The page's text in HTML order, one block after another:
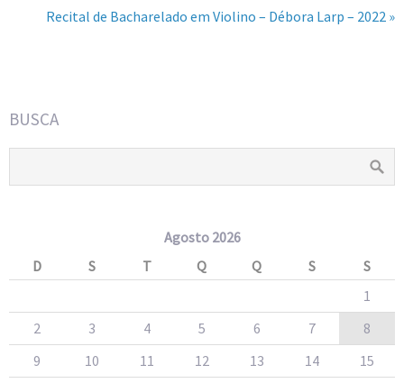
Recital de Bacharelado em Violino – Débora Larp – 2022 »
BUSCA
Agosto 2026
D
S T Q Q S
S
1
2
3 4 5 6 7
8
9
10 11 12 13 14
15